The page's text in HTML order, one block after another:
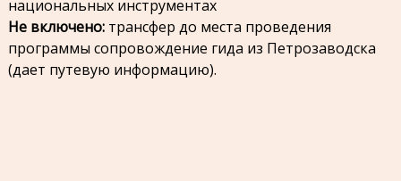
национальных инструментах
Не включено:трансфер до места проведения
программы сопровождение гида из Петрозаводска
(дает путевую информацию).